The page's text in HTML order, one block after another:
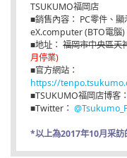
TSUKUMO福岡店
■銷售內容： PC零件、
eX.computer (BTO電腦)
■地址： 福岡市中央區天
月停業)
■官方網站：
https://
■TSUKUMO福岡店博客：
■Twitter：
*以上為2017年10月采訪